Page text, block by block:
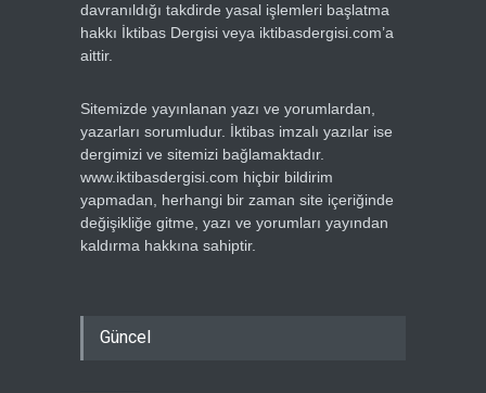
davranıldığı takdirde yasal işlemleri başlatma
hakkı İktibas Dergisi veya iktibasdergisi.com’a
aittir.
Sitemizde yayınlanan yazı ve yorumlardan,
yazarları sorumludur. İktibas imzalı yazılar ise
dergimizi ve sitemizi bağlamaktadır.
www.iktibasdergisi.com hiçbir bildirim
yapmadan, herhangi bir zaman site içeriğinde
değişikliğe gitme, yazı ve yorumları yayından
kaldırma hakkına sahiptir.
Güncel